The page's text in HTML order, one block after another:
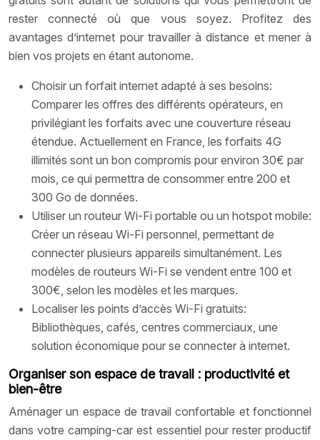
rester connecté où que vous soyez. Profitez des
avantages d’internet pour travailler à distance et mener à
bien vos projets en étant autonome.
Choisir un forfait internet adapté à ses besoins:
Comparer les offres des différents opérateurs, en
privilégiant les forfaits avec une couverture réseau
étendue. Actuellement en France, les forfaits 4G
illimités sont un bon compromis pour environ 30€ par
mois, ce qui permettra de consommer entre 200 et
300 Go de données.
Utiliser un routeur Wi-Fi portable ou un hotspot mobile:
Créer un réseau Wi-Fi personnel, permettant de
connecter plusieurs appareils simultanément. Les
modèles de routeurs Wi-Fi se vendent entre 100 et
300€, selon les modèles et les marques.
Localiser les points d’accès Wi-Fi gratuits:
Bibliothèques, cafés, centres commerciaux, une
solution économique pour se connecter à internet.
Organiser son espace de travail : productivité et
bien-être
Aménager un espace de travail confortable et fonctionnel
dans votre camping-car est essentiel pour rester productif